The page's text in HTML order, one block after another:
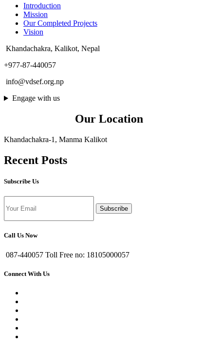
Introduction
Mission
Our Completed Projects
Vision
Khandachakra, Kalikot, Nepal
+977-87-440057
info@vdsef.org.np
Engage with us
Our Location
Khandachakra-1, Manma Kalikot
Recent Posts
Subscribe Us
Subscribe
Call Us Now
087-440057 Toll Free no: 18105000057
Connect With Us